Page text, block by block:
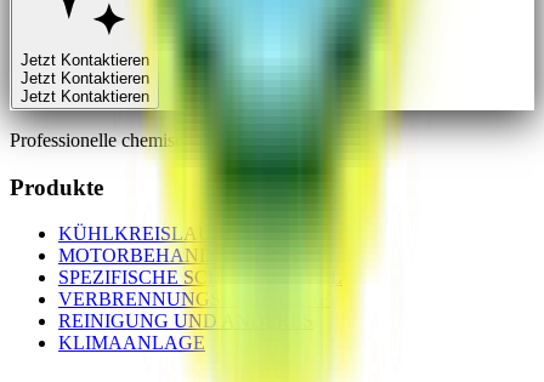
Jetzt Kontaktieren
Jetzt Kontaktieren
Jetzt Kontaktieren
Professionelle chemische Motorbehandlungen.
Produkte
KÜHLKREISLAUF
MOTORBEHANDLUNG
SPEZIFISCHE SCHMIERMITTEL
VERBRENNUNGSKREISLAUF
REINIGUNG UND ANDERES
KLIMAANLAGE